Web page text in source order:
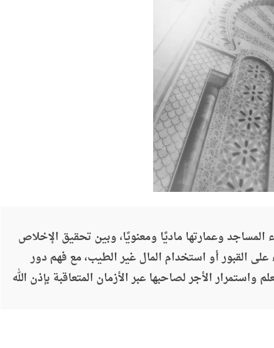
وعمارتها ماديًا ومعنويًا، وبين تحقيق الإخلاص
على القبور أو استخدام المال غير الطيب، مع فهم دور
الأجر لصاحبها عبر الأزمان المتعاقبة بإذن الله